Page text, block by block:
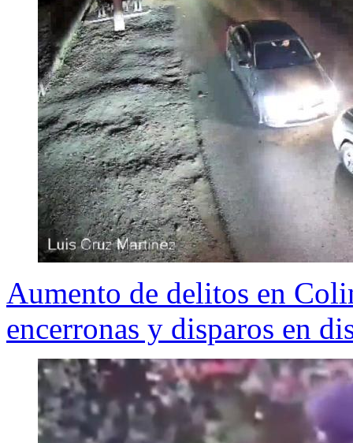
Aumento de delitos en
encerronas y disparos en